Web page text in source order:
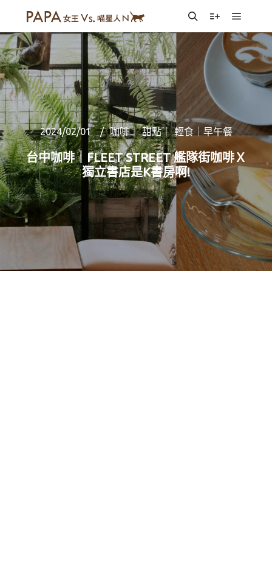
SearchMore info
Main
2024/02/01 咖啡｜ 甜點｜ 輕食｜早午餐
台中咖啡｜FLEET STREET 艦隊街咖啡Ｘ
獨立書店是K書房啊!